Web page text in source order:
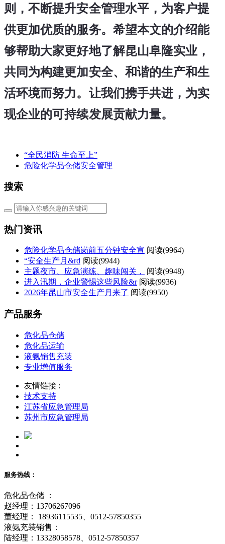
则，不断提升安全管理水平，为客户提
供更加优质的服务。希望本文的介绍能
够帮助大家更好地了解昆山阜隆实业，
共同为构建更加安全、和谐的生产和生
活环境而努力。让我们携手共进，为实
现企业的可持续发展贡献力量。
“全民消防 生命至上”
危险化学品仓储安全管理
搜索
热门资讯
危险化学品仓储岗前五分钟安全宣 阅读(9964)
“安全生产月&rd 阅读(9944)
主题夜市、应急演练、趣味闯关，
阅读(9948)
进入汛期，企业警惕这些风险&r 阅读(9936)
2026年昆山市安全生产月来了 阅读(9950)
产品服务
危化品仓储
危化品运输
液氨销售充装
专业增值服务
友情链接 :
技术支持
江苏省应急管理局
苏州市应急管理局
服务热线：
危化品仓储 ：
赵经理：13706267096
董经理： 18936115535、0512-57850355
液氨充装销售：
陆经理：13328058578、0512-57850357